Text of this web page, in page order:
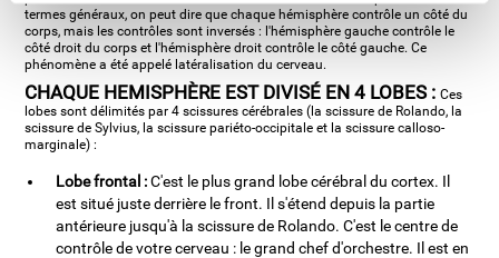
termes généraux, on peut dire que chaque hémisphère contrôle un côté du
corps, mais les contrôles sont inversés : l'hémisphère gauche contrôle le
côté droit du corps et l'hémisphère droit contrôle le côté gauche. Ce
phénomène a été appelé latéralisation du cerveau.
CHAQUE HEMISPHÈRE EST DIVISÉ EN 4 LOBES :Ces
lobes sont délimités par 4 scissures cérébrales (la scissure de Rolando, la
scissure de Sylvius, la scissure pariéto-occipitale et la scissure calloso-
marginale) :
Lobe frontal :C'est le plus grand lobe cérébral du cortex. Il
est situé juste derrière le front. Il s'étend depuis la partie
antérieure jusqu'à la scissure de Rolando. C'est le centre de
contrôle de votre cerveau : le grand chef d'orchestre. Il est en